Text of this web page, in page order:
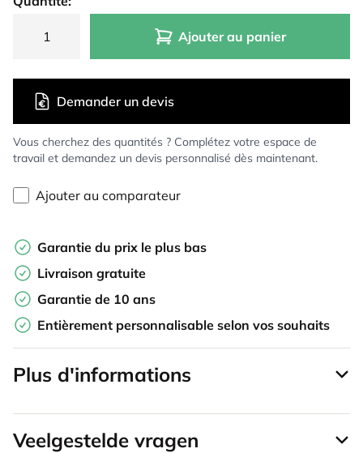
Ajouter au panier
Vous cherchez des quantités ? Complétez votre espace de
travail et demandez un devis personnalisé dès maintenant.
Demander un devis
Ajouter au comparateur
Garantie du prix le plus bas
Livraison gratuite
Garantie de 10 ans
Entièrement personnalisable selon vos souhaits
Plus d'informations
Veelgestelde vragen